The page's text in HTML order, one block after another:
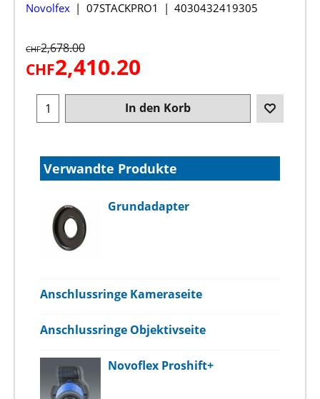
Novolfex 07STACKPRO1 4030432419305
CHF2,678.00
CHF2,410.20
In den Korb
Verwandte Produkte
Grundadapter
Anschlussringe Kameraseite
Anschlussringe Objektivseite
Novoflex Proshift+